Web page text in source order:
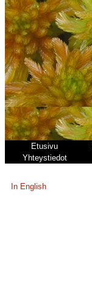
Etusivu
Yhteystiedot
In English